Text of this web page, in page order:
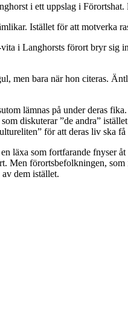
i ett uppslag i
Istället för att motverka
i Langhorsts förort bryr sig
bara när hon citeras.
lämnas på under deras
diskuterar ”de andra”
för att deras liv ska
läxa som fortfarande fnyser
Men förortsbefolkningen,
dem istället.